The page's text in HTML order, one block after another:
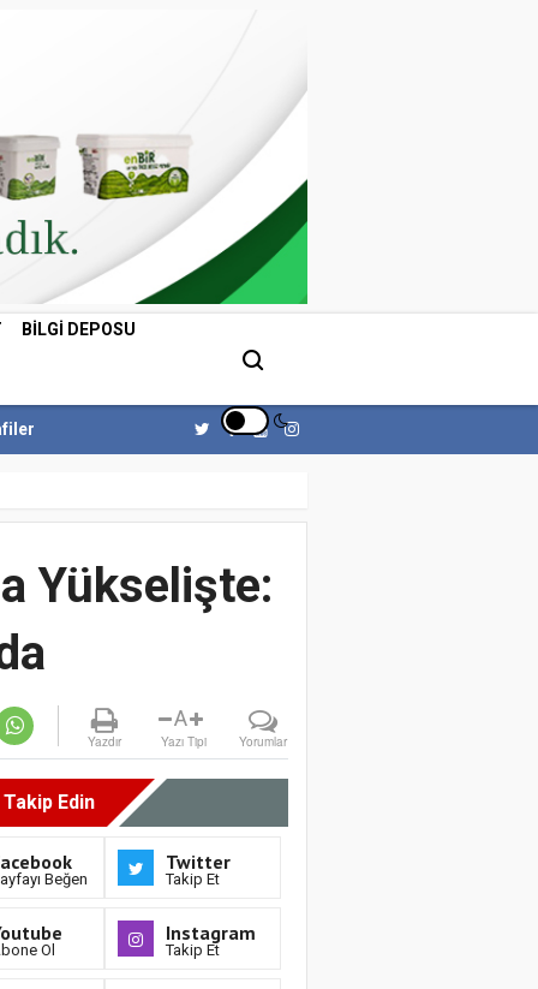
BILGI DEPOSU
Yükselişte:
Yazdır
A
Yazı Tipi Yorumlar
Edin
Beğen
Twitter
Takip Et
Ol
Instagram
Takip Et